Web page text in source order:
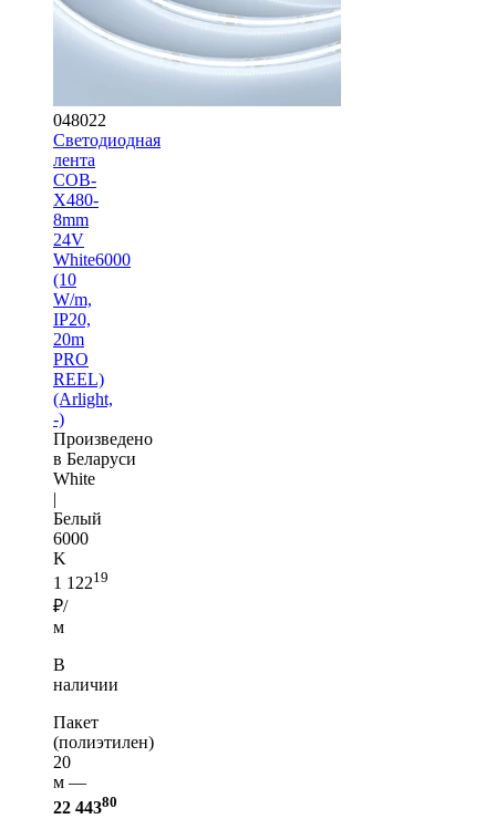
048022
Светодиодная
лента
COB-
X480-
8mm
24V
White6000
(10
W/m,
IP20,
20m
PRO
REEL)
(Arlight,
-)
Произведено
в Беларуси
White
|
Белый
6000
K
1 12219
₽/
м
В
наличии
Пакет
(полиэтилен)
20
м —
22 44380